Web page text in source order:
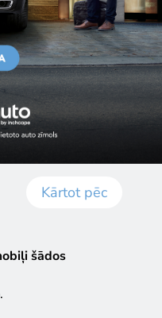
Kārtot pēc
šādos
.